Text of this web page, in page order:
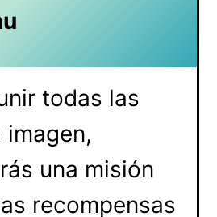
todas las
una misión
recompensas